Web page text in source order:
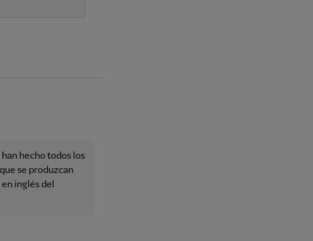
hecho todos los
se produzcan
inglés del